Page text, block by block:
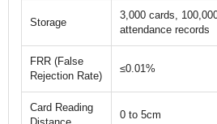
Storage
3,000 cards,
attendance records
FRR (False
Rejection Rate)
≤0.01%
Card Reading
0 to 5cm